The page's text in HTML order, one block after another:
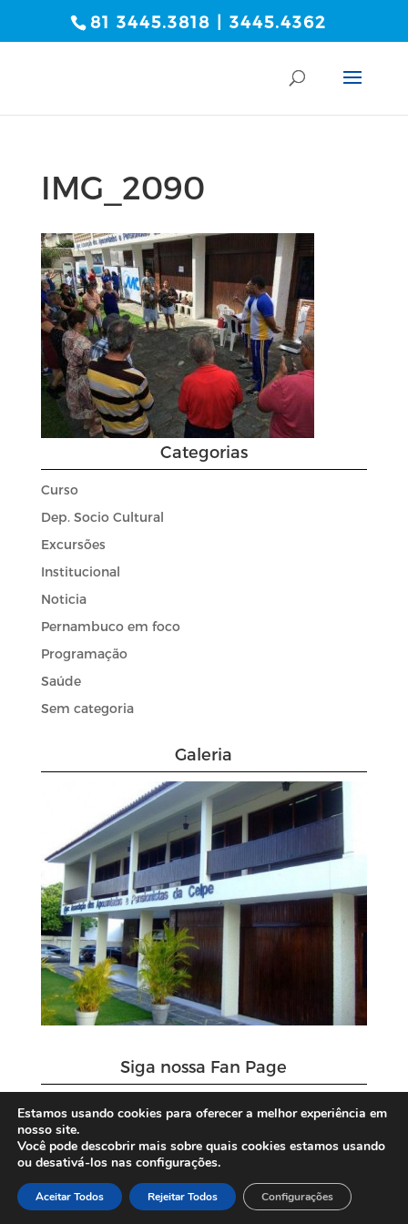
81 3445.3818 | 3445.4362
IMG_2090
Categorias
Curso
Dep. Socio Cultural
Excursões
Institucional
Noticia
Pernambuco em foco
Programação
Saúde
Sem categoria
Galeria
Siga nossa Fan Page
Estamos usando cookies para oferecer a melhor experiência em
nosso site.
Você pode descobrir mais sobre quais cookies estamos usando
ou desativá-los nas configurações.
Aceitar Todos Rejeitar Todos Configurações